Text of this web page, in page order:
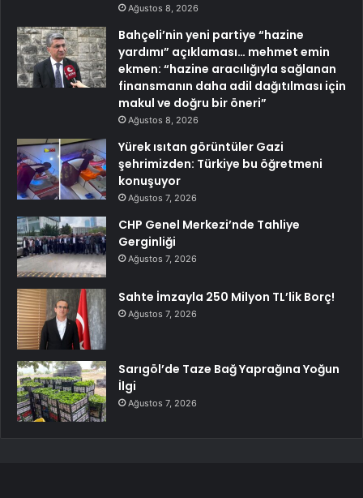
Ağustos 8, 2026
Bahçeli’nin yeni partiye “hazine
yardımı” açıklaması… mehmet emin
ekmen: “hazine aracılığıyla sağlanan
finansmanın daha adil dağıtılması için
makul ve doğru bir öneri”
Ağustos 8, 2026
Yürek ısıtan görüntüler Gazi
şehrimizden: Türkiye bu öğretmeni
konuşuyor
Ağustos 7, 2026
CHP Genel Merkezi’nde Tahliye
Gerginliği
Ağustos 7, 2026
Sahte İmzayla 250 Milyon TL’lik Borç!
Ağustos 7, 2026
Sarıgöl’de Taze Bağ Yaprağına Yoğun
İlgi
Ağustos 7, 2026